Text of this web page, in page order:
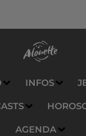
INFOS
AGENDA